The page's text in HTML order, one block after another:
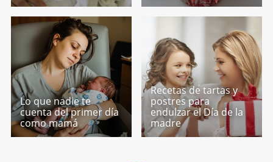
Lo que nadie te
cuenta del primer día
como mamá
Recetas de tartas y
postres para
endulzar el Día de la
madre